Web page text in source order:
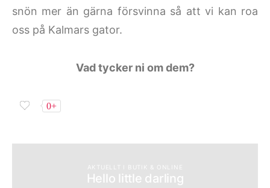
snön mer än gärna försvinna så att vi kan roa
oss på Kalmars gator.
Vad tycker ni om dem?
0+
AKTUELLT I BUTIK & ONLINE
Hello little darling